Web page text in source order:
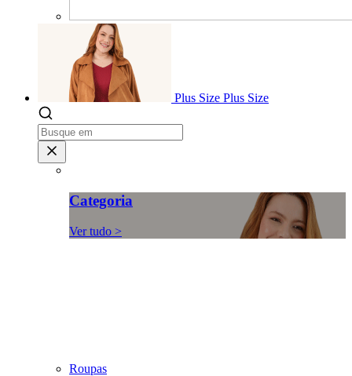
Plus Size Plus Size
Categoria
Ver tudo >
Roupas